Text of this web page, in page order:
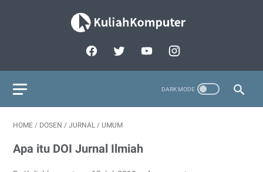
HOME / DOSEN / JURNAL / UMUM
Apa itu DOI Jurnal Ilmiah